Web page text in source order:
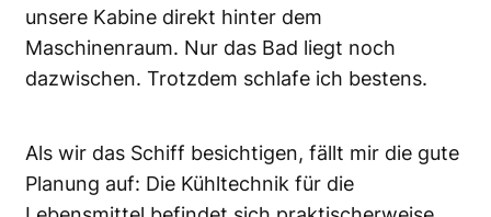
unsere Kabine direkt hinter dem
Maschinenraum. Nur das Bad liegt noch
dazwischen. Trotzdem schlafe ich bestens.
Als wir das Schiff besichtigen, fällt mir die gute
Planung auf: Die Kühltechnik für die